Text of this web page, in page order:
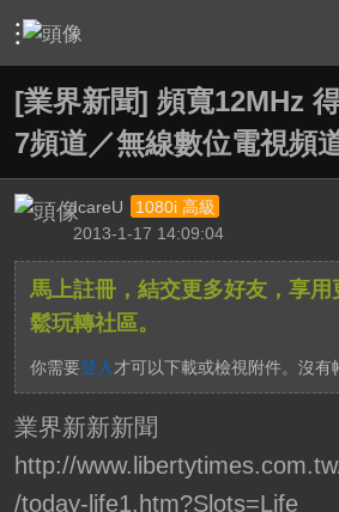
› 綜合討論區 › 台灣UHD TV發展討
[業界新聞] 頻寬12MHz
7頻道／無線數位電視頻
IcareU
1080i 高級
2013-1-17 14:09:04
馬上註冊，結交更多好友，享
鬆玩轉社區。
你需要登入 才可以下載或檢視附件。沒有
業界新新新聞
http://
/today-life1.htm?Slots=Life